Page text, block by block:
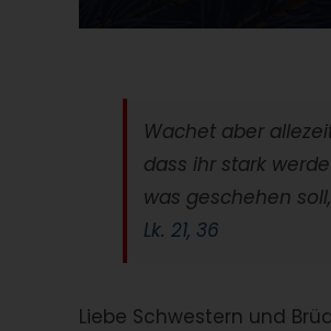
Wachet aber
dass ihr stark
was geschehen
Lk. 21, 36
Liebe Schwestern und